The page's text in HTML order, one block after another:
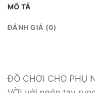
MÔ TẢ
ĐÁNH GIÁ (0)
ĐỒ CHƠI CHO PHỤ